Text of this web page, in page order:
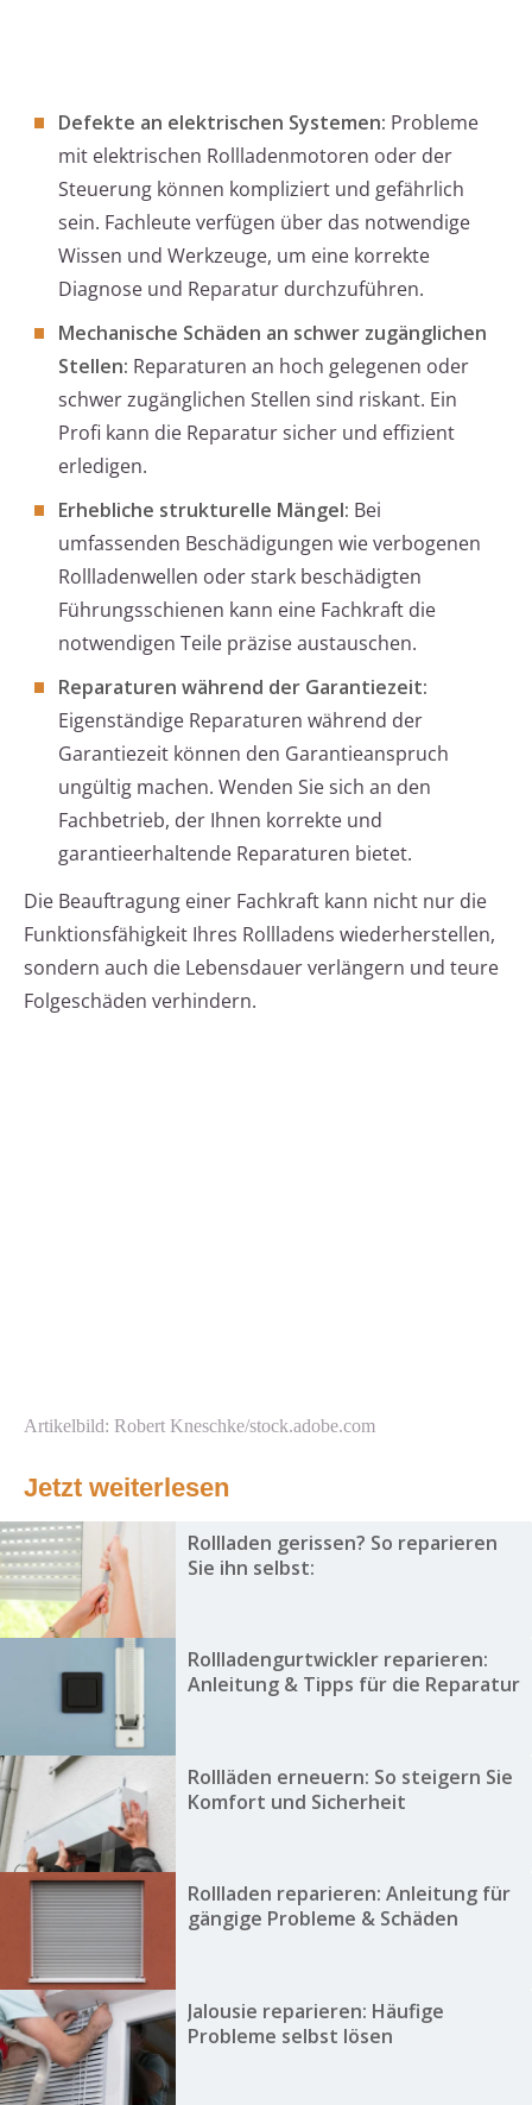
Defekte an elektrischen Systemen: Probleme
mit elektrischen Rollladenmotoren oder der
Steuerung können kompliziert und gefährlich
sein. Fachleute verfügen über das notwendige
Wissen und Werkzeuge, um eine korrekte
Diagnose und Reparatur durchzuführen.
Mechanische Schäden an schwer zugänglichen
Stellen: Reparaturen an hoch gelegenen oder
schwer zugänglichen Stellen sind riskant. Ein
Profi kann die Reparatur sicher und effizient
erledigen.
Erhebliche strukturelle Mängel: Bei
umfassenden Beschädigungen wie verbogenen
Rollladenwellen oder stark beschädigten
Führungsschienen kann eine Fachkraft die
notwendigen Teile präzise austauschen.
Reparaturen während der Garantiezeit:
Eigenständige Reparaturen während der
Garantiezeit können den Garantieanspruch
ungültig machen. Wenden Sie sich an den
Fachbetrieb, der Ihnen korrekte und
garantieerhaltende Reparaturen bietet.
Die Beauftragung einer Fachkraft kann nicht nur die
Funktionsfähigkeit Ihres Rollladens wiederherstellen,
sondern auch die Lebensdauer verlängern und teure
Folgeschäden verhindern.
Artikelbild: Robert Kneschke/stock.adobe.com
Jetzt weiterlesen
Rollladen gerissen? So reparieren
Sie ihn selbst:
Rollladengurtwickler reparieren:
Anleitung & Tipps für die Reparatur
Rollläden erneuern: So steigern Sie
Komfort und Sicherheit
Rollladen reparieren: Anleitung für
gängige Probleme & Schäden
Jalousie reparieren: Häufige
Probleme selbst lösen